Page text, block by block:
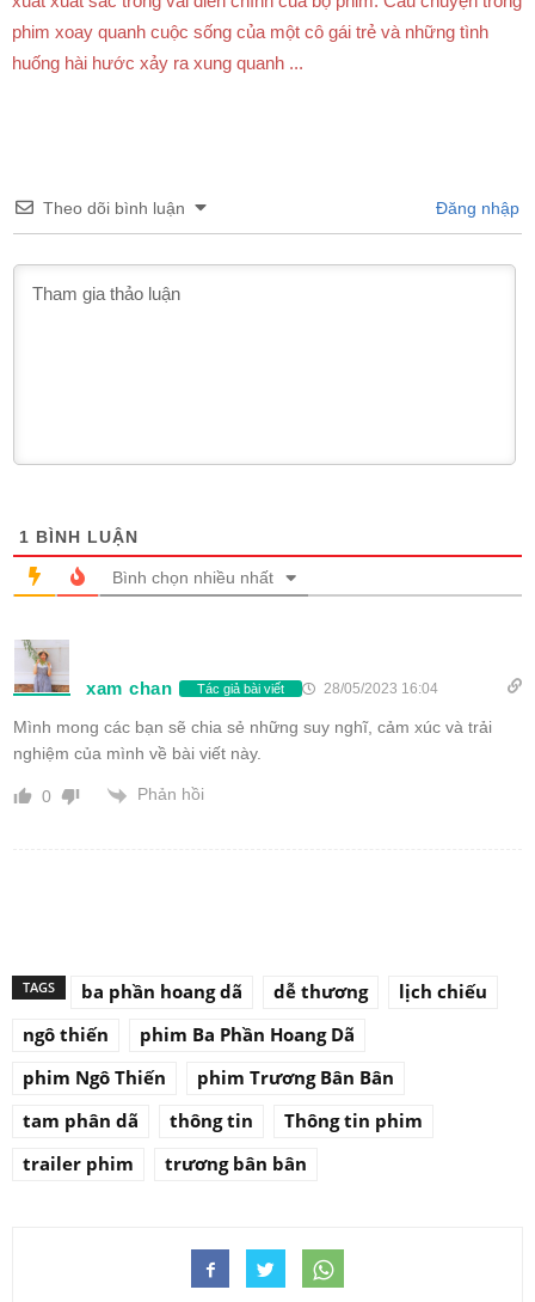
phim xoay quanh cuộc sống của một cô gái trẻ và những tình
huống hài hước xảy ra xung quanh ...
Theo dõi bình luận Đăng nhập
1 BÌNH LUẬN
Bình chọn nhiều nhất
xam chan Tác giả bài viết 28/05/2023 16:04
Mình mong các bạn sẽ chia sẻ những suy nghĩ, cảm xúc và trải
nghiệm của mình về bài viết này.
0 Phản hồi
TAGS ba phần hoang dã dễ thương
lịch chiếu
ngô thiến
phim Ba Phần Hoang Dã
phim Ngô Thiến
phim Trương Bân Bân
tam phân dã
thông tin
Thông tin phim
trailer phim
trương bân bân